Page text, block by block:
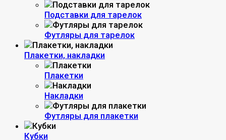
Подставки для тарелок
Футляры для тарелок
Плакетки, накладки
Плакетки
Накладки
Футляры для плакетки
Кубки